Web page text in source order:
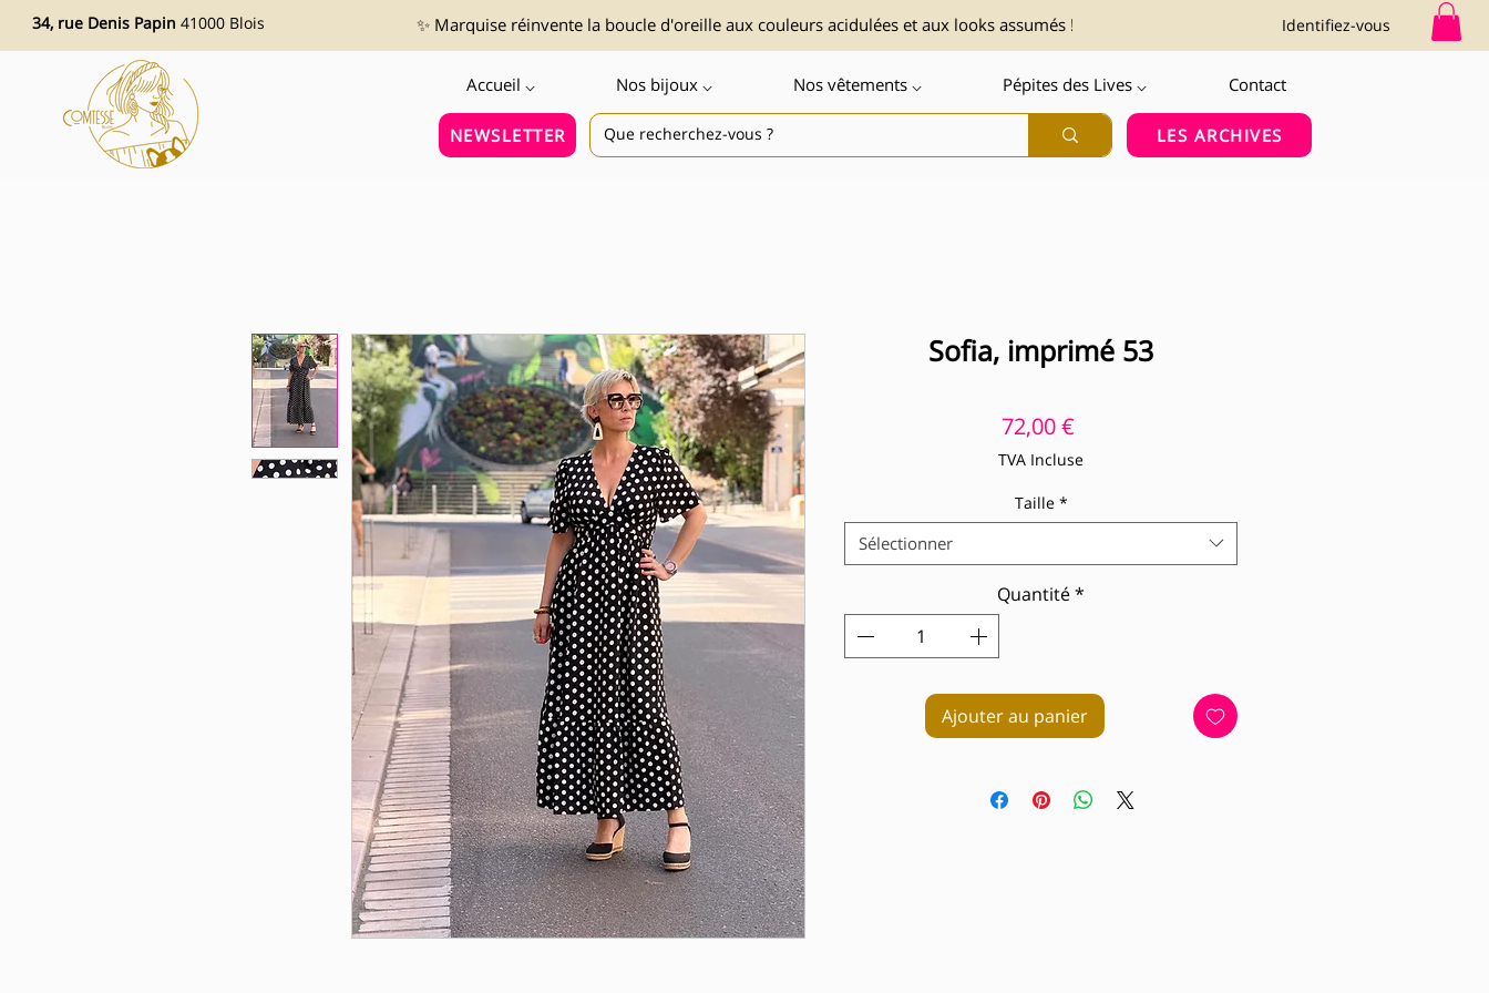
34, rue Denis Papin 41000 Blois ✨ Marquise réinvente la boucle d'oreille aux couleurs acidulées et aux looks assumés ! Identifiez-vous
Accueil ⌵ Nos bijoux ⌵ Nos vêtements ⌵ Pépites des Lives ⌵ Contact
NEWSLETTER LES ARCHIVES
Sofia, imprimé 53
72,00 €Prix
TVA Incluse
Taille *
Sélectionner
Quantité*
Ajouter au panier